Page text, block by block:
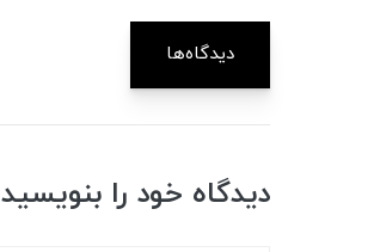
دیدگاه‌ها
دیدگاه خود را بنویسید